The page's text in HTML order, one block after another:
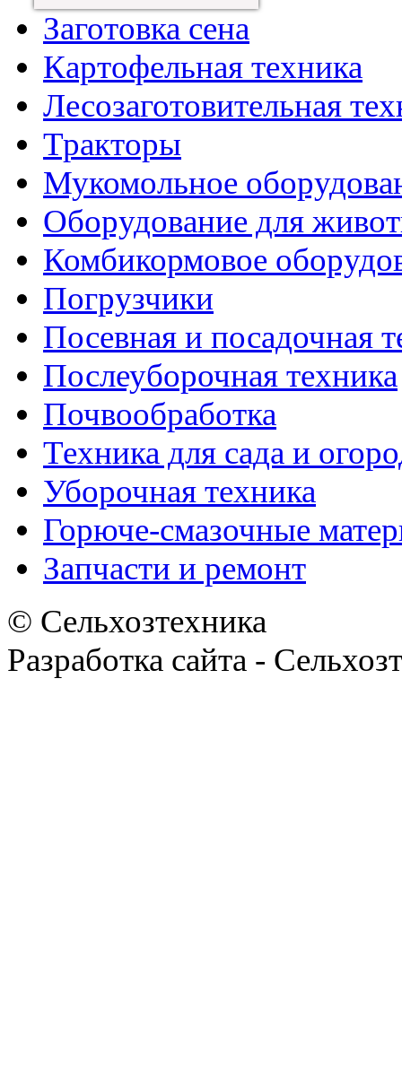
Заготовка сена
Картофельная техника
Лесозаготовительная
Тракторы
Мукомольное
Оборудование для
Комбикормовое
Погрузчики
Посевная и посадочная
Послеуборочная техника
Почвообработка
Техника для сада и
Уборочная техника
Горюче-смазочные
Запчасти и ремонт
© Сельхозтехника
Разработка сайта -